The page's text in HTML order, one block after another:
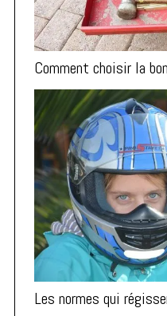
Comment choisir la
Les normes qui